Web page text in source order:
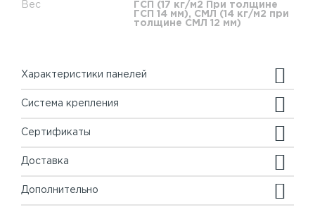
Вес
ГСП (17 кг/м2 При толщине
ГСП 14 мм), СМЛ (14 кг/м2 при
толщине СМЛ 12 мм)
Характеристики панелей
Система крепления
Сертификаты
Доставка
Дополнительно